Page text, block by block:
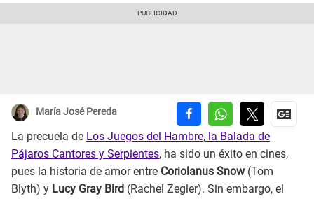
María José Pereda
La precuela de Los Juegos del Hambre, la Balada de
Pájaros Cantores y Serpientes, ha sido un éxito en cines,
pues la historia de amor entre Coriolanus Snow (Tom
Blyth) y Lucy Gray Bird (Rachel Zegler). Sin embargo, el